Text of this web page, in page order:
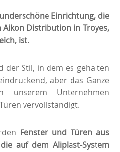
Einrichtung, die
Distribution in Troyes,
ist.
der Stil, in dem es gehalten
aber das Ganze
Unternehmen
vervollständigt.
Fenster und Türen aus
auf dem Aliplast-System